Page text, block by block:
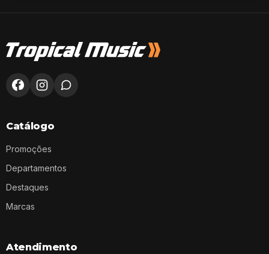
Catálogo
Promoções
Departamentos
Destaques
Marcas
Atendimento